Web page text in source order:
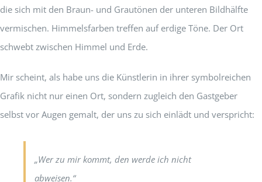
die sich mit den Braun- und Grautönen der unteren Bildhälfte
vermischen. Himmelsfarben treffen auf erdige Töne. Der Ort
schwebt zwischen Himmel und Erde.
Mir scheint, als habe uns die Künstlerin in ihrer symbolreichen
Grafik nicht nur einen Ort, sondern zugleich den Gastgeber
selbst vor Augen gemalt, der uns zu sich einlädt und verspricht:
„Wer zu mir kommt, den werde ich nicht
abweisen.“